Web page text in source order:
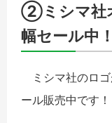
②ミシマ社
幅セール中
ミシマ社のロゴ
ール販売中です